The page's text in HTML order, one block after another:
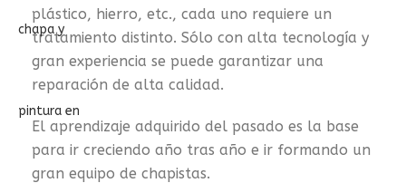
plástico, hierro, etc., cada uno requiere un
tratamiento distinto. Sólo con alta tecnología y
gran experiencia se puede garantizar una
reparación de alta calidad.
El aprendizaje adquirido del pasado es la base
para ir creciendo año tras año e ir formando un
gran equipo de chapistas.